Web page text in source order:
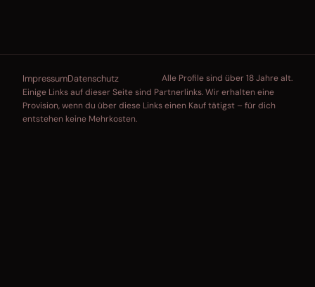
ImpressumDatenschutz
Alle Profile sind über 18 Jahre alt.
Einige Links auf dieser Seite sind Partnerlinks. Wir erhalten eine
Provision, wenn du über diese Links einen Kauf tätigst – für dich
entstehen keine Mehrkosten.